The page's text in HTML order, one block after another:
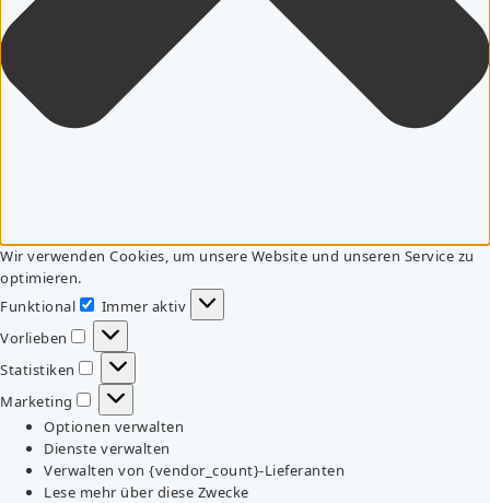
Wir verwenden Cookies, um unsere Website und unseren Service zu
optimieren.
Funktional
Funktional
Immer aktiv
Vorlieben
Vorlieben
Statistiken
Statistiken
Marketing
Marketing
Optionen verwalten
Dienste verwalten
Verwalten von {vendor_count}-Lieferanten
Lese mehr über diese Zwecke